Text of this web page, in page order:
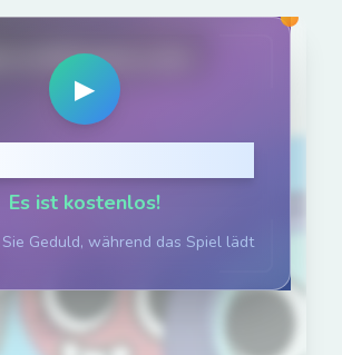
▶
Es ist kostenlos!
Geduld, während das Spiel lädt